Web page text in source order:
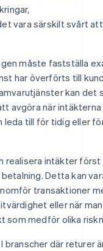
vara särskilt svårt
måste fastställa
har överförts till
kan det
avgöra när intäkterna
leda till för tidig eller
realisera intäkter först
Detta kan
transaktioner
eller när man
som medför olika
I branscher där returer